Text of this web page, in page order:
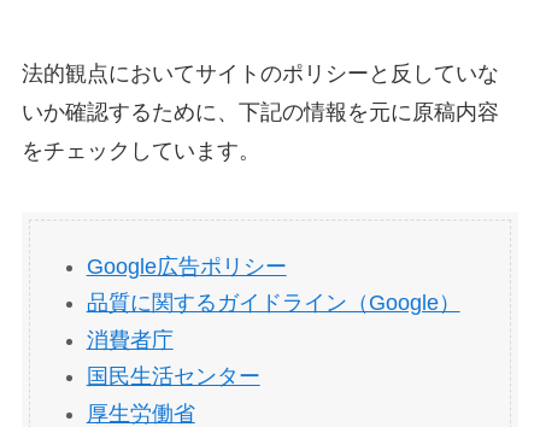
法的観点においてサイトのポリシーと反していな
いか確認するために、下記の情報を元に原稿内容
をチェックしています。
Google広告ポリシー
品質に関するガイドライン（Google）
消費者庁
国民生活センター
厚生労働省